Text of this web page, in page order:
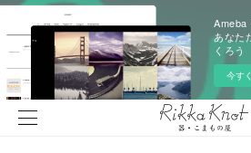
Ameba
あなた
くろう
今す